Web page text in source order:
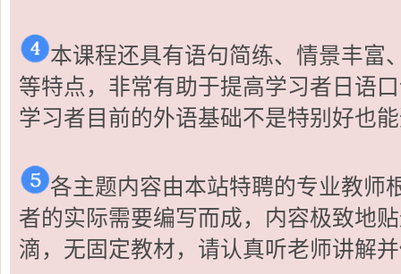
本课程还具有语句简练、情景丰富
等特点，非常有助于提高学习者日语
学习者目前的外语基础不是特别好也
各主题内容由本站特聘的专业教师
者的实际需要编写而成，内容极致地
滴，无固定教材，请认真听老师讲解